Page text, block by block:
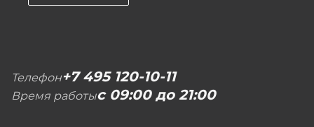
Телефон+7 495 120-10-11
Время работыс 09:00 до 21:00